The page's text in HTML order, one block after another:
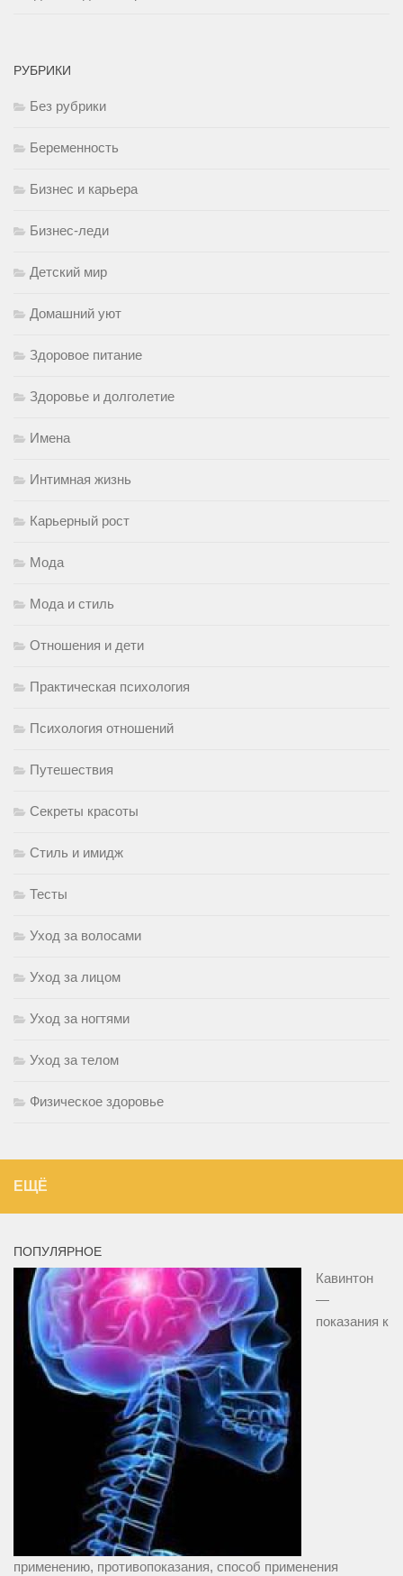
РУБРИКИ
Без рубрики
Беременность
Бизнес и карьера
Бизнес-леди
Детский мир
Домашний уют
Здоровое питание
Здоровье и долголетие
Имена
Интимная жизнь
Карьерный рост
Мода
Мода и стиль
Отношения и дети
Практическая психология
Психология отношений
Путешествия
Секреты красоты
Стиль и имидж
Тесты
Уход за волосами
Уход за лицом
Уход за ногтями
Уход за телом
Физическое здоровье
ЕЩЁ
ПОПУЛЯРНОЕ
Кавинтон
—
показания к
применению, противопоказания, способ применения